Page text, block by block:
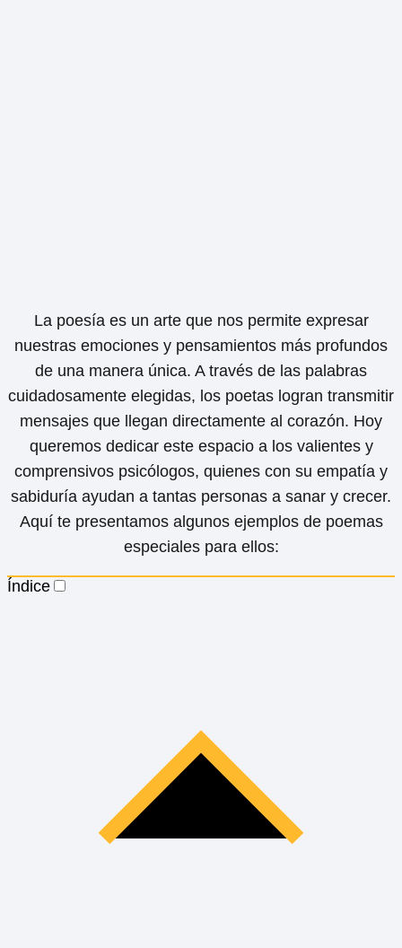
La poesía es un arte que nos permite expresar
nuestras emociones y pensamientos más profundos
de una manera única. A través de las palabras
cuidadosamente elegidas, los poetas logran transmitir
mensajes que llegan directamente al corazón. Hoy
queremos dedicar este espacio a los valientes y
comprensivos psicólogos, quienes con su empatía y
sabiduría ayudan a tantas personas a sanar y crecer.
Aquí te presentamos algunos ejemplos de poemas
especiales para ellos:
Índice